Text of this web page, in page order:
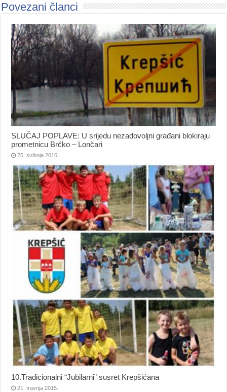
Povezani članci
SLUČAJ POPLAVE: U srijedu nezadovoljni građani blokiraju
prometnicu Brčko – Lončari
25. svibnja 2015.
10.Tradicionalni “Jubilarni” susret Krepšićana
21. travnja 2015.